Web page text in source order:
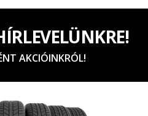
AKCIÓINKRÓL!